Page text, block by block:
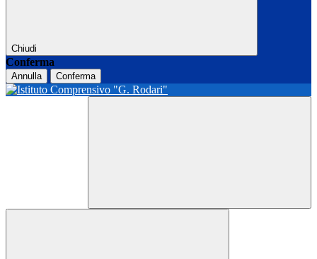
Chiudi
Conferma
Annulla Conferma